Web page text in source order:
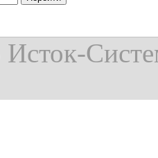
Исток-